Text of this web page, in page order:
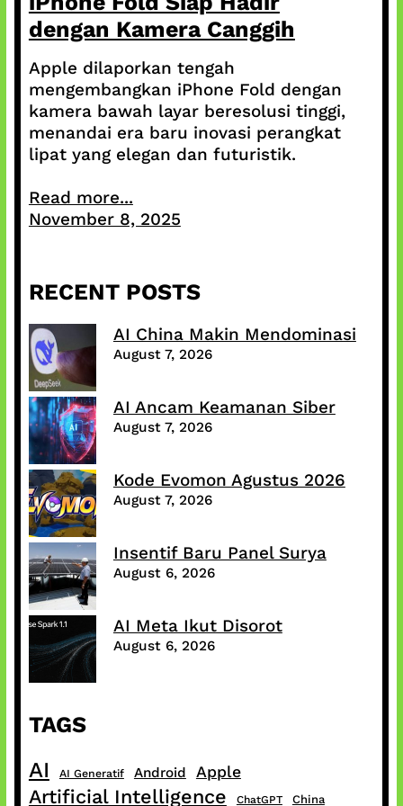
dengan Kamera Canggih
Apple dilaporkan tengah
mengembangkan iPhone Fold dengan
kamera bawah layar beresolusi tinggi,
menandai era baru inovasi perangkat
lipat yang elegan dan futuristik.
Read more...
November 8, 2025
RECENT POSTS
AI China Makin Mendominasi
August 7, 2026
AI Ancam Keamanan Siber
August 7, 2026
Kode Evomon Agustus 2026
August 7, 2026
Insentif Baru Panel Surya
August 6, 2026
AI Meta Ikut Disorot
August 6, 2026
TAGS
AI AI Generatif Android Apple
Artificial Intelligence ChatGPT China